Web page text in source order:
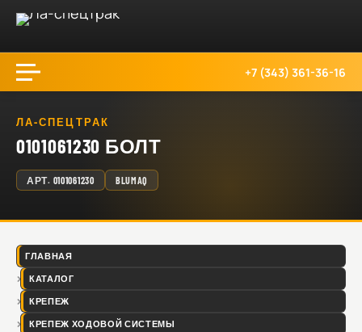
+7 (343) 361-36-16
ЛА-СПЕЦТРАК
0101061230 БОЛТ
АРТ. 0101061230 BLUMAQ
ГЛАВНАЯ
КАТАЛОГ
КРЕПЕЖ
КРЕПЕЖ ХОДОВОЙ СИСТЕМЫ